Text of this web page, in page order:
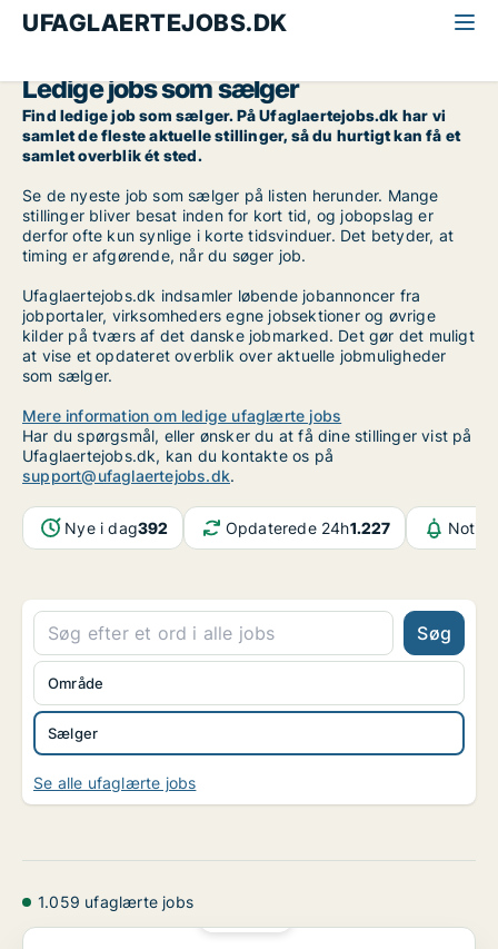
UFAGLAERTEJOBS.DK
Ledige jobs som sælger
Find ledige job som sælger. På Ufaglaertejobs.dk har vi
samlet de fleste aktuelle stillinger, så du hurtigt kan få et
samlet overblik ét sted.
Se de nyeste job som sælger på listen herunder. Mange
stillinger bliver besat inden for kort tid, og jobopslag er
derfor ofte kun synlige i korte tidsvinduer. Det betyder, at
timing er afgørende, når du søger job.
Ufaglaertejobs.dk indsamler løbende jobannoncer fra
jobportaler, virksomheders egne jobsektioner og øvrige
kilder på tværs af det danske jobmarked. Det gør det muligt
at vise et opdateret overblik over aktuelle jobmuligheder
som sælger.
Mere information om ledige ufaglærte jobs
Har du spørgsmål, eller ønsker du at få dine stillinger vist på
Ufaglaertejobs.dk, kan du kontakte os på
support@ufaglaertejobs.dk.
Nye i dag392 Opdaterede 24h1.227
Søg
Sælger
Område
Se alle ufaglærte jobs
1.059 ufaglærte jobs
Opening Sales Manager, Bassin Seven by Scandic, Aa...